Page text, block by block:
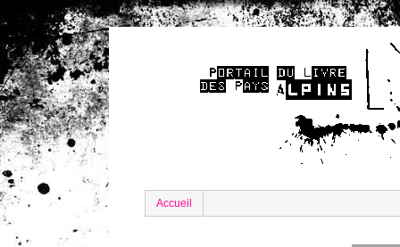
Accueil